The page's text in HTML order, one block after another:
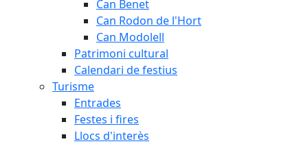
Can Benet
Can Rodon de l'Hort
Can Modolell
Patrimoni cultural
Calendari de festius
Turisme
Entrades
Festes i fires
Llocs d'interès